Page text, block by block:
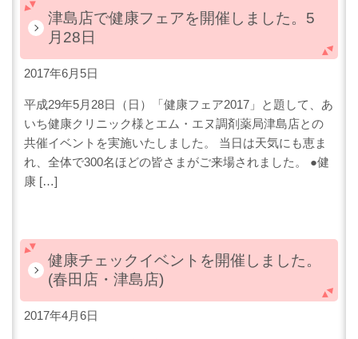
津島店で健康フェアを開催しました。5
月28日
2017年6月5日
平成29年5月28日（日）「健康フェア2017」と題して、あ
いち健康クリニック様とエム・エヌ調剤薬局津島店との
共催イベントを実施いたしました。 当日は天気にも恵ま
れ、全体で300名ほどの皆さまがご来場されました。 ●健
康 […]
健康チェックイベントを開催しました。
(春田店・津島店)
2017年4月6日